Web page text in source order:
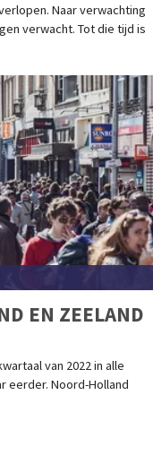
Naar verwachting
verwacht. Tot die tijd is
EN ZEELAND
van 2022 in alle
eerder. Noord-Holland